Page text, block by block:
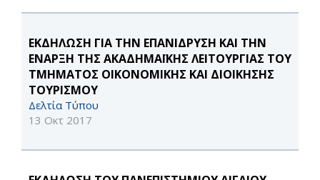
ΕΚΔΗΛΩΣΗ ΓΙΑ ΤΗΝ ΕΠΑΝΙΔΡΥΣΗ ΚΑΙ ΤΗΝ
ΕΝΑΡΞΗ ΤΗΣ ΑΚΑΔΗΜΑΪΚΗΣ ΛΕΙΤΟΥΡΓΙΑΣ ΤΟΥ
ΤΜΗΜΑΤΟΣ ΟΙΚΟΝΟΜΙΚΗΣ ΚΑΙ ΔΙΟΙΚΗΣΗΣ
ΤΟΥΡΙΣΜΟΥ
Δελτία Τύπου
13 Οκτ 2017